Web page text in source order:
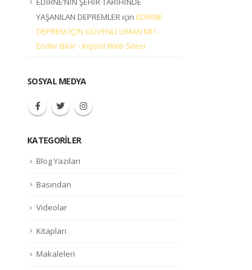
YAŞANILAN DEPREMLER için EDİRNE
DEPREM İÇİN GÜVENLİ LİMAN MI? -
Ender Bilar - Kişisel Web Sitesi
SOSYAL MEDYA
KATEGORILER
Blog Yazıları
Basından
Videolar
Kitapları
Makaleleri